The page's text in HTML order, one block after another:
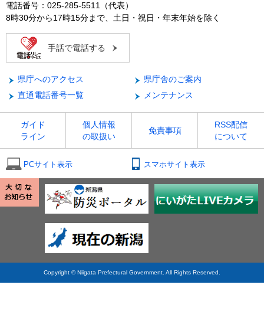
電話番号：025-285-5511（代表）
8時30分から17時15分まで、土日・祝日・年末年始を除く
手話で電話する
県庁へのアクセス
県庁舎のご案内
直通電話番号一覧
メンテナンス
ガイド
ライン
個人情報
の取扱い
免責事項
RSS配信
について
PCサイト表示 スマホサイト表示
Copyright © Niigata Prefectural Government. All Rights Reserved.